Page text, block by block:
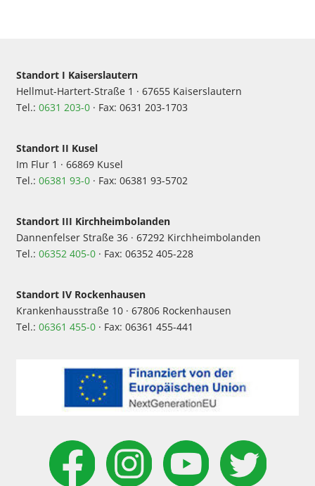
Standort I Kaiserslautern
Hellmut-Hartert-Straße 1 · 67655 Kaiserslautern
Tel.: 0631 203-0 · Fax: 0631 203-1703
Standort II Kusel
Im Flur 1 · 66869 Kusel
Tel.: 06381 93-0 · Fax: 06381 93-5702
Standort III Kirchheimbolanden
Dannenfelser Straße 36 · 67292 Kirchheimbolanden
Tel.: 06352 405-0 · Fax: 06352 405-228
Standort IV Rockenhausen
Krankenhausstraße 10 · 67806 Rockenhausen
Tel.: 06361 455-0 · Fax: 06361 455-441